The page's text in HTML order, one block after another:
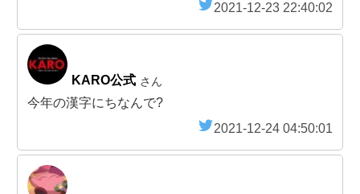
2021-12-23 22:40:02
KARO公式 さん
今年の漢字にちなんで?
2021-12-24 04:50:01